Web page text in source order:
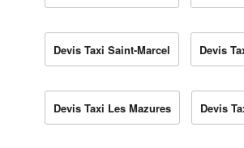
Devis Taxi Saint-Marcel Devis
Devis Taxi Les Mazures Devis